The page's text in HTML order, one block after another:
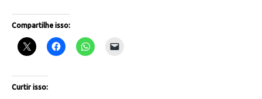
Compartilhe isso:
Curtir isso: